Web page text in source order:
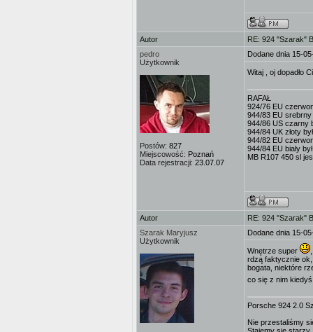
Autor
RE: 924 "Szarak"
pedro
Użytkownik
Postów: 827
Miejscowość: Poznań
Data rejestracji: 23.07.07
Dodane dnia 15-
Witaj , oj dopadło
RAFAŁ
924/76 EU
944/83 EU
944/86 US czarny
944/84 UK złoty
944/82 EU
944/84 EU biały
MB R107 450 sl
Autor
RE: 924 "Szarak"
Szarak Maryjusz
Użytkownik
Dodane dnia 15-
Wnętrze super
rdzą faktycznie ok,
bogata, niektóre
co się z nim
Porsche 924 2.0
Nie przestaliśmy